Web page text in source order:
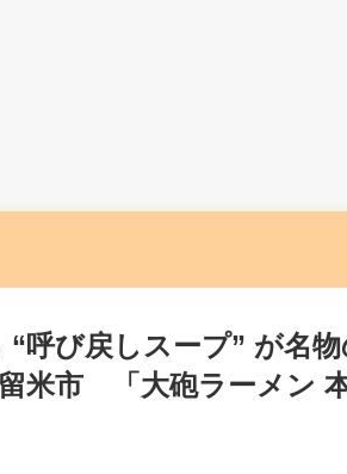
呼び戻しスープ” が名
米市 「大砲ラーメン 本